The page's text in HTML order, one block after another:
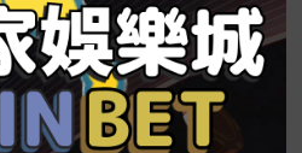
建設
加速成長保障性租賃住
舉的住房制度，完善住房
決新市民、年輕人住房難